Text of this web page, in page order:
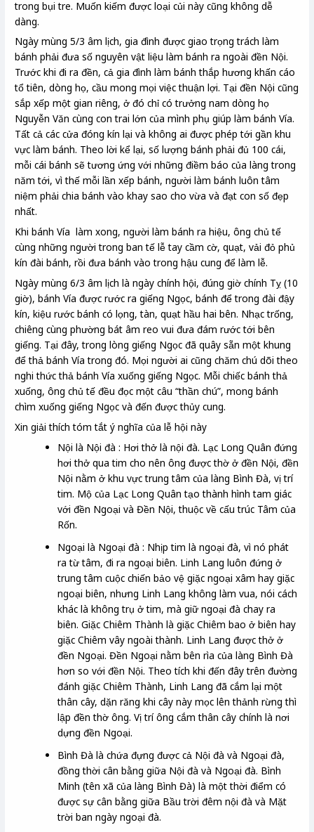
trong bụi tre. Muốn kiếm được loại củi này cũng không dễ
dàng.
Ngày mùng 5/3 âm lịch, gia đình được giao trọng trách làm
bánh phải đưa số nguyên vật liệu làm bánh ra ngoài đền Nội.
Trước khi đi ra đền, cả gia đình làm bánh thắp hương khấn cáo
tổ tiên, dòng họ, cầu mong mọi việc thuận lợi. Tại đền Nội cũng
sắp xếp một gian riêng, ở đó chỉ có trưởng nam dòng họ
Nguyễn Văn cùng con trai lớn của mình phụ giúp làm bánh Vía.
Tất cả các cửa đóng kín lại và không ai được phép tới gần khu
vực làm bánh. Theo lời kể lại, số lượng bánh phải đủ 100 cái,
mỗi cái bánh sẽ tương ứng với những điềm báo của làng trong
năm tới, vì thế mỗi lần xếp bánh, người làm bánh luôn tâm
niệm phải chia bánh vào khay sao cho vừa và đạt con số đẹp
nhất.
Khi bánh Vía làm xong, người làm bánh ra hiệu, ông chủ tế
cùng những người trong ban tế lễ tay cầm cờ, quạt, vải đỏ phủ
kín đài bánh, rồi đưa bánh vào trong hậu cung để làm lễ.
Ngày mùng 6/3 âm lịch là ngày chính hội, đúng giờ chính Tỵ (10
giờ), bánh Vía được rước ra giếng Ngọc, bánh để trong đài đậy
kín, kiệu rước bánh có lọng, tàn, quạt hầu hai bên. Nhạc trống,
chiêng cùng phường bát âm reo vui đưa đám rước tới bên
giếng. Tại đây, trong lòng giếng Ngọc đã quây sẵn một khung
để thả bánh Vía trong đó. Mọi người ai cũng chăm chú dõi theo
nghi thức thả bánh Vía xuống giếng Ngọc. Mỗi chiếc bánh thả
xuống, ông chủ tế đều đọc một câu “thần chú”, mong bánh
chìm xuống giếng Ngọc và đến được thủy cung.
Xin giải thích tóm tắt ý nghĩa của lễ hội này
Nội là Nội đà : Hơi thở là nội đà. Lạc Long Quân đứng
hơi thở qua tim cho nên ông được thờ ở đền Nội, đền
Nội nằm ở khu vực trung tâm của làng Bình Đà, vị trí
tim. Mộ của Lạc Long Quân tạo thành hình tam giác
với đền Ngoại và Đền Nội, thuộc về cấu trúc Tâm của
Rốn.
Ngoại là Ngoại đà : Nhịp tim là ngoại đà, vì nó phát
ra từ tâm, đi ra ngoại biên. Linh Lang luôn đứng ở
trung tâm cuộc chiến bảo vệ giặc ngoại xâm hay giặc
ngoại biên, nhưng Linh Lang không làm vua, nói cách
khác là không trụ ở tim, mà giữ ngoại đà chay ra
biên. Giặc Chiêm Thành là giặc Chiêm bao ở biên hay
giặc Chiêm vây ngoài thành. Linh Lang được thở ở
đền Ngoại. Đền Ngoại nằm bên rìa của làng Bình Đà
hơn so với đền Nội. Theo tích khi đến đây trên đường
đánh giặc Chiêm Thành, Linh Lang đã cắm lại một
thân cây, dặn răng khi cây này mọc lên thảnh rừng thì
lập đền thờ ông. Vị trí ông cắm thân cây chính là nơi
dựng đền Ngoại.
Bình Đà là chứa đựng được cả Nội đà và Ngoại đà,
đồng thời cân bằng giữa Nội đà và Ngoại đà. Bình
Minh (tên xã của làng Bình Đà) là một thời điểm có
được sự cân bằng giữa Bầu trời đêm nội đà và Mặt
trời ban ngày ngoại đà.